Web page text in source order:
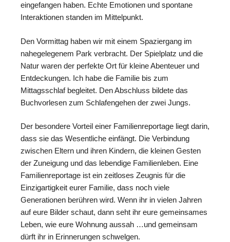
eingefangen haben. Echte Emotionen und spontane
Interaktionen standen im Mittelpunkt.
Den Vormittag haben wir mit einem Spaziergang im
nahegelegenem Park verbracht. Der Spielplatz und die
Natur waren der perfekte Ort für kleine Abenteuer und
Entdeckungen. Ich habe die Familie bis zum
Mittagsschlaf begleitet. Den Abschluss bildete das
Buchvorlesen zum Schlafengehen der zwei Jungs.
Der besondere Vorteil einer Familienreportage liegt darin,
dass sie das Wesentliche einfängt. Die Verbindung
zwischen Eltern und ihren Kindern, die kleinen Gesten
der Zuneigung und das lebendige Familienleben. Eine
Familienreportage ist ein zeitloses Zeugnis für die
Einzigartigkeit eurer Familie, dass noch viele
Generationen berühren wird. Wenn ihr in vielen Jahren
auf eure Bilder schaut, dann seht ihr eure gemeinsames
Leben, wie eure Wohnung aussah …und gemeinsam
dürft ihr in Erinnerungen schwelgen.